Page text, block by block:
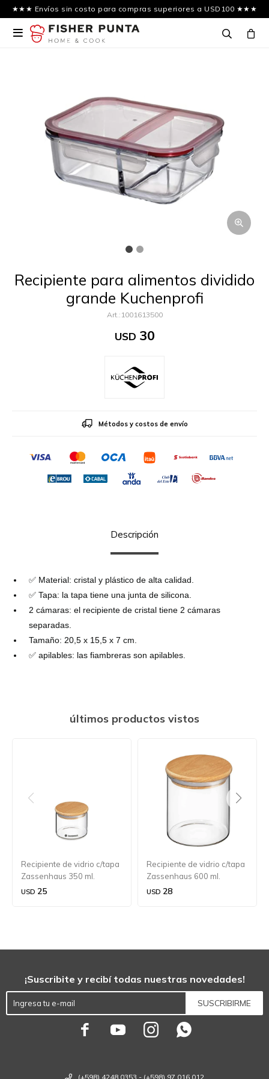
★★★ Envíos sin costo para compras superiores a USD100 ★★★

Recipiente para alimentos dividido
grande Kuchenprofi
1001613500
USD 30
Métodos y costos de envío
Descripción
✅ Material: cristal y plástico de alta calidad.
✅ Tapa: la tapa tiene una junta de silicona.
2 cámaras: el recipiente de cristal tiene 2 cámaras
separadas.
Tamaño: 20,5 x 15,5 x 7 cm.
✅ apilables: las fiambreras son apilables.
últimos productos vistos
Recipiente de vidrio c/tapa
Zassenhaus 350 ml.
USD 25
Recipiente de vidrio c/tapa
Zassenhaus 600 ml.
USD 28
(+598) 4248 0353 - (+598) 97 016 012
¡Suscribite y recibí todas nuestras novedades!
SUSCRIBIRME
   